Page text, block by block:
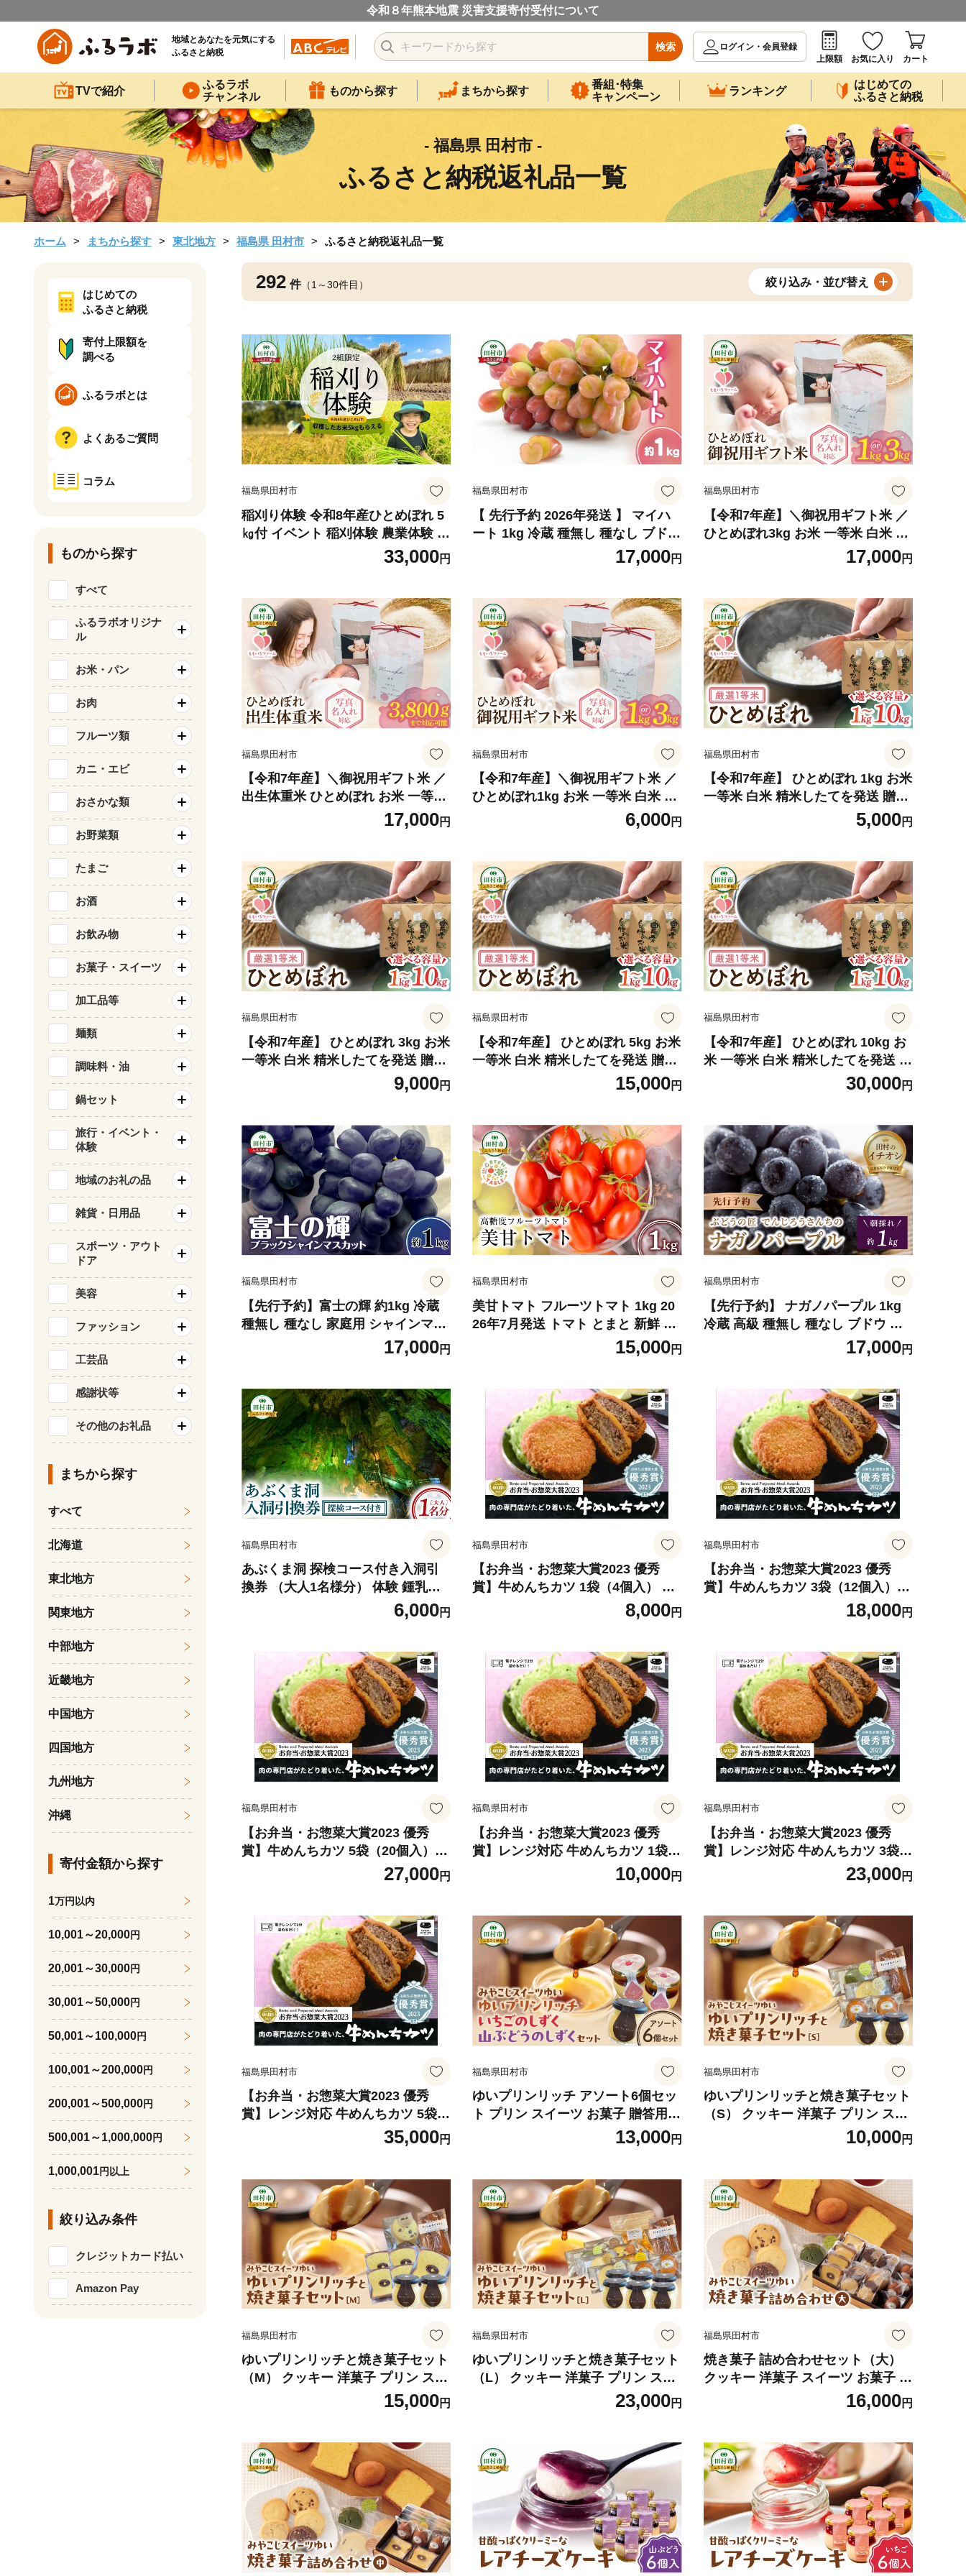
令和８年熊本地震 災害支援寄付受付について
地域とあなたを元気にする
ふるさと納税
検索
ログイン・会員登録
上限額
お気に入り カート
TVで紹介
ふるラボ
チャンネル
ものから探す まちから探す
番組･特集
キャンペーン
ランキング
はじめての
ふるさと納税
- 福島県 田村市 -
ふるさと納税返礼品一覧
ホーム まちから探す 東北地方 福島県 田村市 ふるさと納税返礼品一覧
292 件（1～30件目） 絞り込み・並び替え
福島県田村市
稲刈り体験 令和8年産ひとめぼれ 5
㎏付 イベント 稲刈体験 農業体験 体
験 米 新米 精米 5kg 手刈り 食育 収
穫体験 田んぼ体験 米作り体験 自然
田園風景 地域交流 新米発送 福島県
田村市 sakuma farm
33,000円
福島県田村市
【 先行予約 2026年発送 】 マイハ
ート 1kg 冷蔵 種無し 種なし ブドウ
ぶどう シャインマスカット 巨峰 品
種 果物 家庭用 甘さ 大粒 美味しい
田村市 福島 ふくしま 鈴木農園 でん
じろうさん
17,000円
福島県田村市
【令和7年産】＼御祝用ギフト米 ／
ひとめぼれ3kg お米 一等米 白米 こ
め 内祝い 贈り物 のし名入れ プレゼ
ント お中元 お歳暮 贈答 米 コメ ご
いろファーム
17,000円
福島県田村市
【令和7年産】＼御祝用ギフト米 ／
出生体重米 ひとめぼれ お米 一等米
白米 こめ 内祝い 贈り物 のし名入れ
プレゼント 贈答 米 コメ ご飯 単一
ーム
17,000円
福島県田村市
【令和7年産】＼御祝用ギフト米 ／
ひとめぼれ1kg お米 一等米 白米 こ
め 内祝い 贈り物 のし名入れ プレゼ
ント お中元 お歳暮 贈答 米 コメ ご
いろファーム
6,000円
福島県田村市
【令和7年産】 ひとめぼれ 1kg お米
一等米 白米 精米したてを発送 贈答
福島県 田村市 ももいろファーム
5,000円
福島県田村市
【令和7年産】 ひとめぼれ 3kg お米
一等米 白米 精米したてを発送 贈答
福島県 田村市 ももいろファーム
9,000円
福島県田村市
【令和7年産】 ひとめぼれ 5kg お米
一等米 白米 精米したてを発送 贈答
福島県 田村市 ももいろファーム
15,000円
福島県田村市
【令和7年産】 ひとめぼれ 10kg お
米 一等米 白米 精米したてを発送 贈
援 福島県 田村市 ももいろファーム
30,000円
福島県田村市
【先行予約】富士の輝 約1kg 冷蔵
種無し 種なし 家庭用 シャインマス
カット ブドウ ぶどう 品種 果物 甘
い 巨峰 美味しい 希少 人気 ランキ
園
17,000円
福島県田村市
美甘トマト フルーツトマト 1kg 20
26年7月発送 トマト とまと 新鮮 採
れたて フレッシュ 野菜 農家直送 1
キロ 人気 おすすめ ギフト 贈答 プ
N for TABLE
15,000円
福島県田村市
【先行予約】 ナガノパープル 1kg
冷蔵 高級 種無し 種なし ブドウ ぶ
どう 品種 果物 甘さ 大粒 美味しい
食べ方 人気 ランキング おすすめ 福
17,000円
福島県田村市
あぶくま洞 探検コース付き入洞引
換券 （大人1名様分） 体験 鍾乳洞
洞窟 冒険 地下 チケット レジャー旅
行 地底探検 観光 歴史 自然 福島県
6,000円
福島県田村市
【お弁当・お惣菜大賞2023 優秀
賞】牛めんちカツ 1袋（4個入） 牛
肉100％ メンチ メンチカツ 簡単調
理 冷凍 揚げるだけ 調理 時短 惣菜
8,000円
福島県田村市
【お弁当・お惣菜大賞2023 優秀
賞】牛めんちカツ 3袋（12個入）
牛肉100％ メンチ メンチカツ 簡単
調理 冷凍 揚げるだけ 調理 時短 惣
精肉店
18,000円
福島県田村市
【お弁当・お惣菜大賞2023 優秀
賞】牛めんちカツ 5袋（20個入）
牛肉100％ メンチ メンチカツ 簡単
調理 冷凍 揚げるだけ 調理 時短 惣
精肉店
27,000円
福島県田村市
【お弁当・お惣菜大賞2023 優秀
賞】レンジ対応 牛めんちカツ 1袋
（4個入） 牛肉100％ メンチ メンチ
カツ 簡単調理 冷凍 油調理済み 時短
合精肉店
10,000円
福島県田村市
【お弁当・お惣菜大賞2023 優秀
賞】レンジ対応 牛めんちカツ 3袋
（12個入） 牛肉100％ メンチ メン
チカツ 簡単調理 冷凍 油調理済み 時
川合精肉店
23,000円
福島県田村市
【お弁当・お惣菜大賞2023 優秀
賞】レンジ対応 牛めんちカツ 5袋
（20個入） 牛肉100％ メンチ メン
チカツ 簡単調理 冷凍 油調理済み 時
川合精肉店
35,000円
福島県田村市
ゆいプリンリッチ アソート6個セッ
ト プリン スイーツ お菓子 贈答用
プレゼント ギフト 箱入り ご褒美 母
の日 父の日 お祝い お返し お土産
ーツゆい
13,000円
福島県田村市
ゆいプリンリッチと焼き菓子セット
（S） クッキー 洋菓子 プリン スイ
ーツ お菓子 贈答用 プレゼント ギフ
ト 箱入り ご褒美 母の日 父の日 お
福島県 みやこじスイーツゆい
10,000円
福島県田村市
ゆいプリンリッチと焼き菓子セット
（M） クッキー 洋菓子 プリン スイ
ーツ お菓子 贈答用 プレゼント ギフ
ト 箱入り ご褒美 母の日 父の日 お
福島県 みやこじスイーツゆい
15,000円
福島県田村市
ゆいプリンリッチと焼き菓子セット
（L） クッキー 洋菓子 プリン スイ
ーツ お菓子 贈答用 プレゼント ギフ
ト 箱入り ご褒美 母の日 父の日 お
福島県 みやこじスイーツゆい
23,000円
福島県田村市
焼き菓子 詰め合わせセット（大）
クッキー 洋菓子 スイーツ お菓子 贈
答用 プレゼント ギフト 箱入り ご褒
美 母の日 父の日 お祝い お返し お
スイーツゆい
16,000円
はじめての
ふるさと納税
寄付上限額を
調べる
ふるラボとは
よくあるご質問
コラム
ものから探す
すべて
ふるラボオリジナ
ル
お米・パン
お肉
フルーツ類
カニ・エビ
おさかな類
お野菜類
たまご
お酒
お飲み物
お菓子・スイーツ
加工品等
麺類
調味料・油
鍋セット
旅行・イベント・
体験
地域のお礼の品
雑貨・日用品
スポーツ・アウト
ドア
美容
ファッション
工芸品
感謝状等
その他のお礼品
まちから探す
すべて
北海道
東北地方
関東地方
中部地方
近畿地方
中国地方
四国地方
九州地方
沖縄
寄付金額から探す
1万円以内
10,001～20,000円
20,001～30,000円
30,001～50,000円
50,001～100,000円
100,001～200,000円
200,001～500,000円
500,001～1,000,000円
1,000,001円以上
絞り込み条件
クレジットカード払い
Amazon Pay